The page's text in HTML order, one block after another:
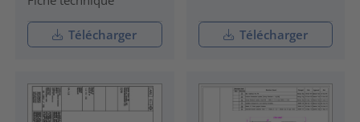
Télécharger Télécharger